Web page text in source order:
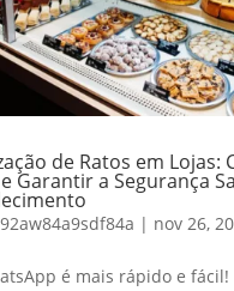
de Ratos em Lojas:
Garantir a Segurança
| nov 26,
é mais rápido e fácil!